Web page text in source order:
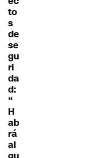
to
s
de
se
gu
ri
da
d:
“
H
ab
rá
al